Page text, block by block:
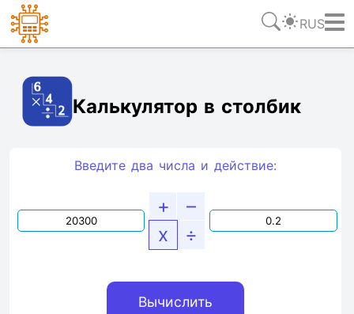
RUS
Калькулятор в столбик
Введите два числа и действие:
+
–
x
÷